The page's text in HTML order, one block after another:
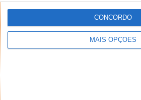
MAIS OPÇÕES
CONCORDO